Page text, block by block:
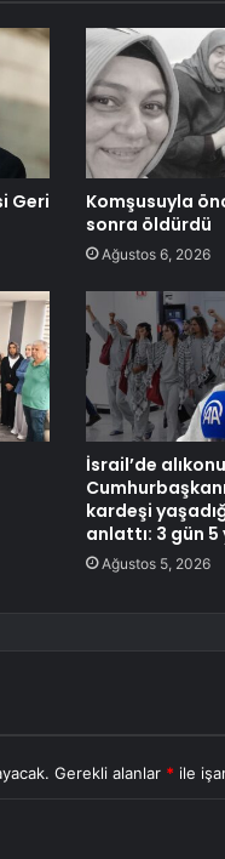
Geri
Komşusuyla
sonra öldürdü
Ağustos 6, 2026
İsrail’de
kardeşi
anlattı: 3 gün
Ağustos 5, 2026
Gerekli alanlar * ile